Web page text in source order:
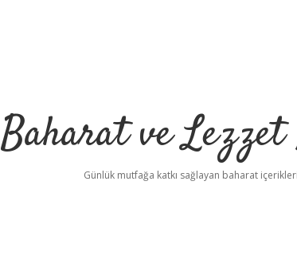
Baharat ve Lezzet
Günlük mutfağa katkı sağlayan baharat